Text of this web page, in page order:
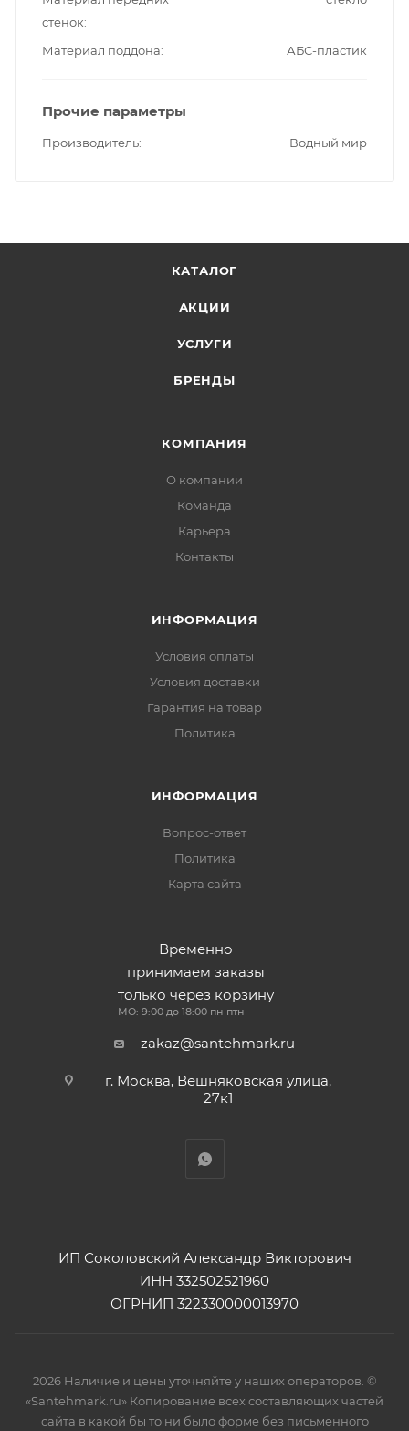
стенок
Материал поддона АБС-пластик
Прочие параметры
Производитель Водный мир
КАТАЛОГ
АКЦИИ
УСЛУГИ
БРЕНДЫ
КОМПАНИЯ
О компании
Команда
Карьера
Контакты
ИНФОРМАЦИЯ
Условия оплаты
Условия доставки
Гарантия на товар
Политика
ИНФОРМАЦИЯ
Вопрос-ответ
Политика
Карта сайта
Временно
принимаем заказы
только через корзину
МО: 9:00 до 18:00 пн-птн
zakaz@santehmark.ru
г. Москва, Вешняковская улица,
27к1
ИП Соколовский Александр Викторович
ИНН 332502521960
ОГРНИП 322330000013970
2026 Наличие и цены уточняйте у наших операторов. ©
«Santehmark.ru» Копирование всех составляющих частей
сайта в какой бы то ни было форме без письменного